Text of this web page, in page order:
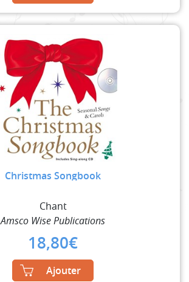
Christmas Songbook
Chant
Amsco Wise Publications
18,80€
Ajouter